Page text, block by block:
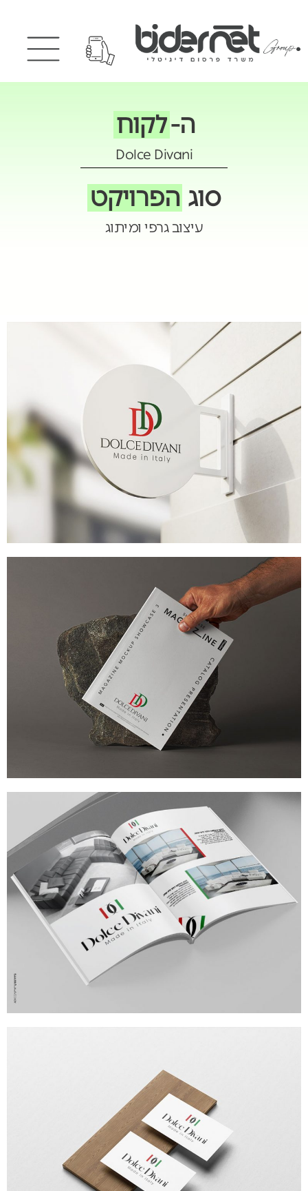
ה-לקוח
Dolce Divani
סוג הפרויקט
עיצוב גרפי ומיתוג